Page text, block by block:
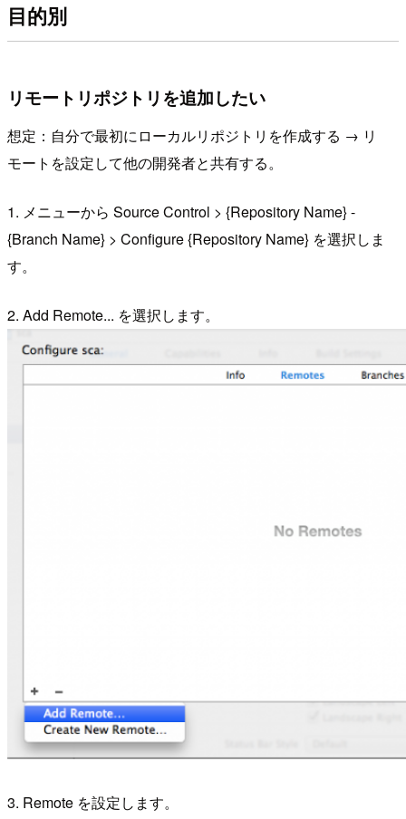
目的別
リモートリポジトリを追加したい
想定：自分で最初にローカルリポジトリを作成する → リ
モートを設定して他の開発者と共有する。
1. メニューから Source Control > {Repository Name} -
{Branch Name} > Configure {Repository Name} を選択しま
す。
2. Add Remote... を選択します。
3. Remote を設定します。